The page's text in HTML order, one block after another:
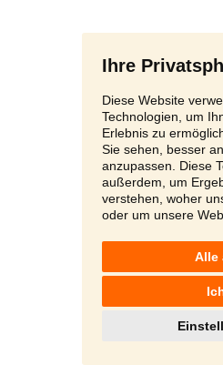
Ihre
Diese Website
Technologien, um
Erlebnis zu
Sie sehen, besser
anzupassen. Diese
außerdem, um
verstehen, woher
oder um unsere
Alle